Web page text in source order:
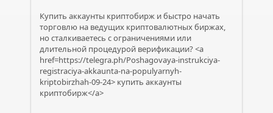
Купить аккаунты криптобирж и быстро начать
торговлю на ведущих криптовалютных биржах,
но сталкиваетесь с ограничениями или
длительной процедурой верификации? <a
href=https://telegra.ph/Poshagovaya-instrukciya-
registraciya-akkaunta-na-populyarnyh-
kriptobirzhah-09-24> купить аккаунты
криптобирж</a>